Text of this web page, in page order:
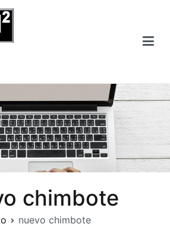
chimbote
nuevo chimbote